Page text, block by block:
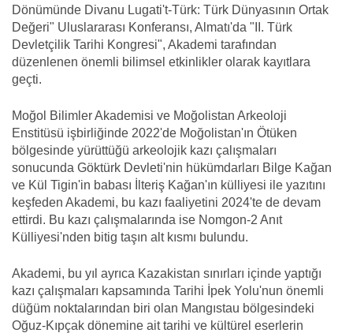
Dönümünde Divanu Lugati't-Türk: Türk Dünyasının Ortak
Değeri" Uluslararası Konferansı, Almatı'da "II. Türk
Devletçilik Tarihi Kongresi", Akademi tarafından
düzenlenen önemli bilimsel etkinlikler olarak kayıtlara
geçti.
Moğol Bilimler Akademisi ve Moğolistan Arkeoloji
Enstitüsü işbirliğinde 2022'de Moğolistan'ın Ötüken
bölgesinde yürüttüğü arkeolojik kazı çalışmaları
sonucunda Göktürk Devleti'nin hükümdarları Bilge Kağan
ve Kül Tigin'in babası İlteriş Kağan'ın külliyesi ile yazıtını
keşfeden Akademi, bu kazı faaliyetini 2024'te de devam
ettirdi. Bu kazı çalışmalarında ise Nomgon-2 Anıt
Külliyesi'nden bitig taşın alt kısmı bulundu.
Akademi, bu yıl ayrıca Kazakistan sınırları içinde yaptığı
kazı çalışmaları kapsamında Tarihi İpek Yolu'nun önemli
düğüm noktalarından biri olan Mangıstau bölgesindeki
Oğuz-Kıpçak dönemine ait tarihi ve kültürel eserlerin